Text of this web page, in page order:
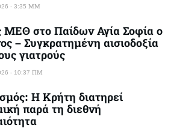
- 3:35 ΜΜ
ΜΕΘ στο Παίδων Αγία Σοφία ο
– Συγκρατημένη αισιοδοξία
γιατρούς
- 10:37 ΠΜ
Η Κρήτη διατηρεί
παρά τη διεθνή